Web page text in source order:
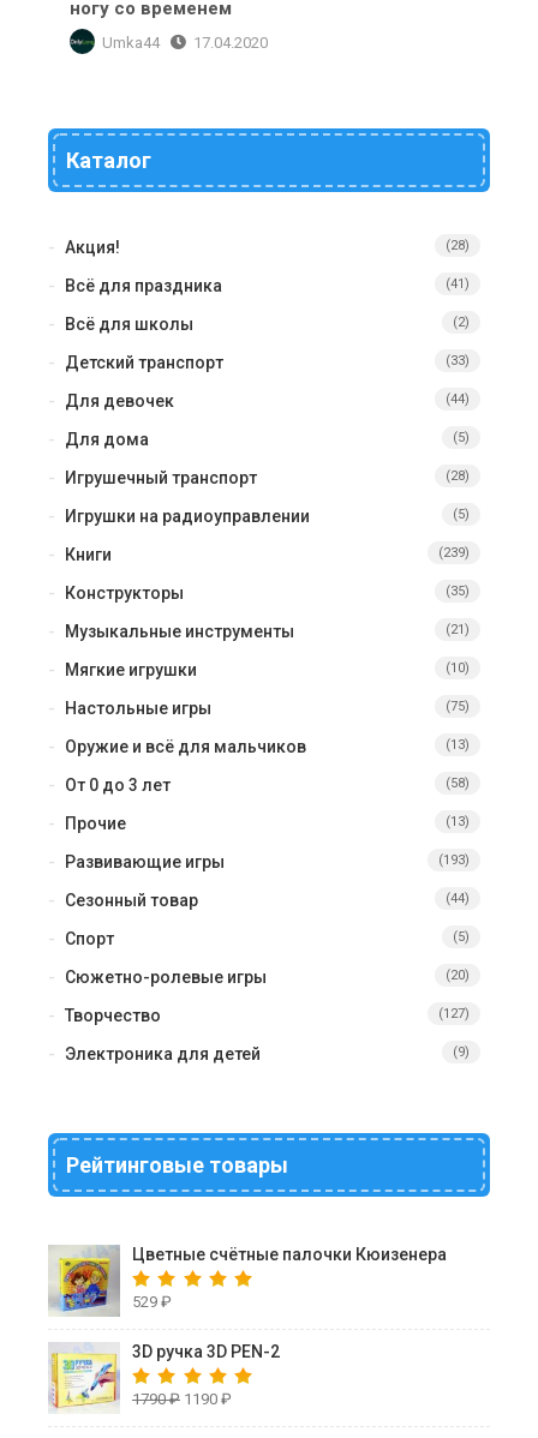
ногу со временем
Umka44 17.04.2020
Каталог
Акция! (28)
Всё для праздника (41)
Всё для школы (2)
Детский транспорт (33)
Для девочек (44)
Для дома (5)
Игрушечный транспорт (28)
Игрушки на радиоуправлении (5)
Книги (239)
Конструкторы (35)
Музыкальные инструменты (21)
Мягкие игрушки (10)
Настольные игры (75)
Оружие и всё для мальчиков (13)
От 0 до 3 лет (58)
Прочие (13)
Развивающие игры (193)
Сезонный товар (44)
Спорт (5)
Сюжетно-ролевые игры (20)
Творчество (127)
Электроника для детей (9)
Рейтинговые товары
Цветные счётные палочки Кюизенера
529 ₽
3D ручка 3D PEN-2
1790₽ 1190 ₽